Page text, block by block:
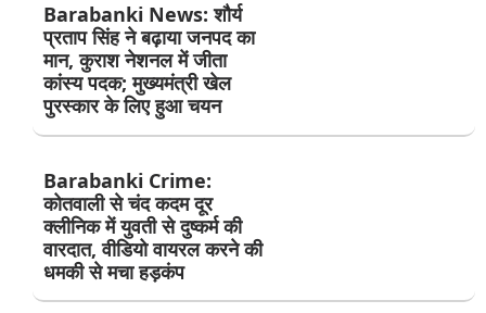
Barabanki News: शौर्य
प्रताप सिंह ने बढ़ाया जनपद का
मान, कुराश नेशनल में जीता
कांस्य पदक; मुख्यमंत्री खेल
पुरस्कार के लिए हुआ चयन
Barabanki Crime:
कोतवाली से चंद कदम दूर
क्लीनिक में युवती से दुष्कर्म की
वारदात, वीडियो वायरल करने की
धमकी से मचा हड़कंप